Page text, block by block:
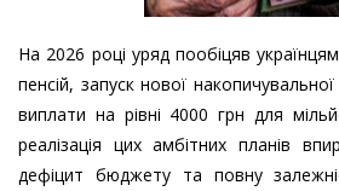
На 2026 році уряд пообіцяв
пенсій, запуск нової
виплати на рівні 4000 грн для
реалізація цих амбітних планів
дефіцит бюджету та повну